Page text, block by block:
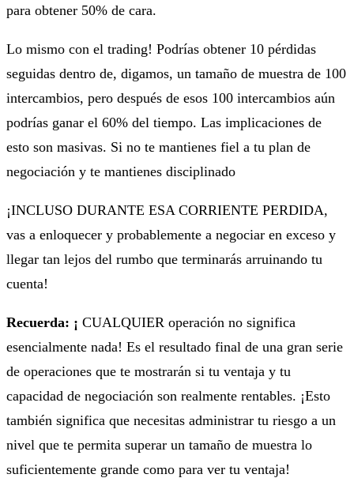
para obtener 50% de cara.
Lo mismo con el trading! Podrías obtener 10 pérdidas
seguidas dentro de, digamos, un tamaño de muestra de 100
intercambios, pero después de esos 100 intercambios aún
podrías ganar el 60% del tiempo. Las implicaciones de
esto son masivas. Si no te mantienes fiel a tu plan de
negociación y te mantienes disciplinado
¡INCLUSO DURANTE ESA CORRIENTE PERDIDA,
vas a enloquecer y probablemente a negociar en exceso y
llegar tan lejos del rumbo que terminarás arruinando tu
cuenta!
Recuerda: ¡ CUALQUIER operación no significa
esencialmente nada! Es el resultado final de una gran serie
de operaciones que te mostrarán si tu ventaja y tu
capacidad de negociación son realmente rentables. ¡Esto
también significa que necesitas administrar tu riesgo a un
nivel que te permita superar un tamaño de muestra lo
suficientemente grande como para ver tu ventaja!